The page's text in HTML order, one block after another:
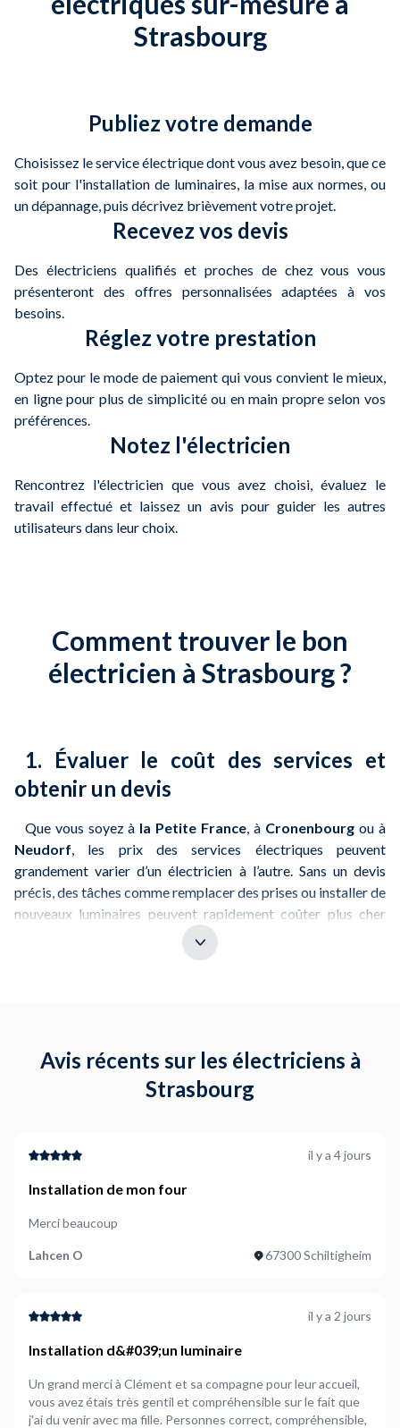
Strasbourg
Publiez votre demande
Choisissez le service électrique dont vous avez besoin, que ce
soit pour l'installation de luminaires, la mise aux normes, ou
un dépannage, puis décrivez brièvement votre projet.
Recevez vos devis
Des électriciens qualifiés et proches de chez vous vous
présenteront des offres personnalisées adaptées à vos
besoins.
Réglez votre prestation
Optez pour le mode de paiement qui vous convient le mieux,
en ligne pour plus de simplicité ou en main propre selon vos
préférences.
Notez l'électricien
Rencontrez l'électricien que vous avez choisi, évaluez le
travail effectué et laissez un avis pour guider les autres
utilisateurs dans leur choix.
Comment trouver le bon
électricien à Strasbourg ?
1. Évaluer le coût des services et
obtenir un devis
Que vous soyez à la Petite France, à Cronenbourg ou à
Neudorf, les prix des services électriques peuvent
grandement varier d’un électricien à l’autre. Sans un devis
précis, des tâches comme remplacer des prises ou installer de
nouveaux luminaires peuvent rapidement coûter plus cher
, vous avez la possibilité de comparer les
maîtriser vos dépenses.
: Assurez-vous de demander un devis détaillé pour
2. Vérifier la réputation des
électriciens : l’importance des avis
clients
Dans des endroits comme Strasbourg-Centreou
compliqué si vous n’avez pas accès aux avis d'anciens clients.
faits, des pannes fréquentes, ou pire encore, des problèmes
Sur NeedHelp , les électriciens sont évalués par des clients
qui ont déjà fait appel à leurs services. Qu’il s’agisse d’une
Avis récents sur les électriciens à
Strasbourg
il y a 4 jours
Installation de mon four
Merci beaucoup
Lahcen O 67300 Schiltigheim
il y a 2 jours
Installation d&#039;un luminaire
Un grand merci à Clément et sa compagne pour leur accueil,
vous avez étais très gentil et compréhensible sur le fait que
j'ai du venir avec ma fille. Personnes correct, compréhensible,